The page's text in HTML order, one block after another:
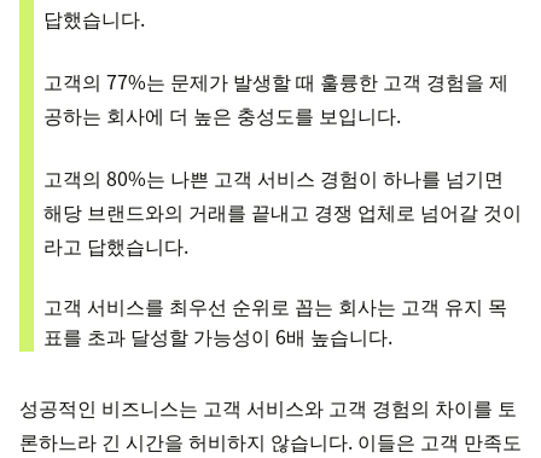
답했습니다.
고객의 77%는 문제가 발생할 때 훌륭한 고객 경험을 제
공하는 회사에 더 높은 충성도를 보입니다.
고객의 80%는 나쁜 고객 서비스 경험이 하나를 넘기면
해당 브랜드와의 거래를 끝내고 경쟁 업체로 넘어갈 것이
라고 답했습니다.
고객 서비스를 최우선 순위로 꼽는 회사는 고객 유지 목
표를 초과 달성할 가능성이 6배 높습니다.
성공적인 비즈니스는 고객 서비스와 고객 경험의 차이를 토
론하느라 긴 시간을 허비하지 않습니다. 이들은 고객 만족도